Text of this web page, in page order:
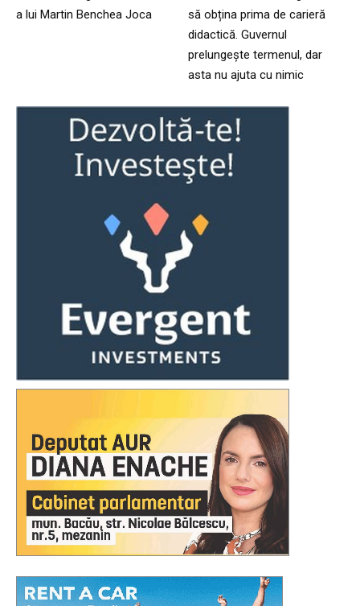
a lui Martin Benchea Joca
să obțina prima de carieră
didactică. Guvernul
prelungește termenul, dar
asta nu ajuta cu nimic